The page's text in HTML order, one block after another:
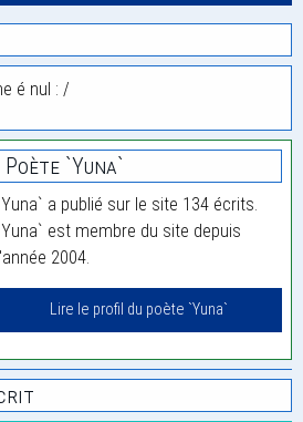
é nul : /
Poète `Yuna`
a publié sur le site 134 écrits.
est membre du site depuis
l'année 2004.
Lire le profil du poète `Yuna`